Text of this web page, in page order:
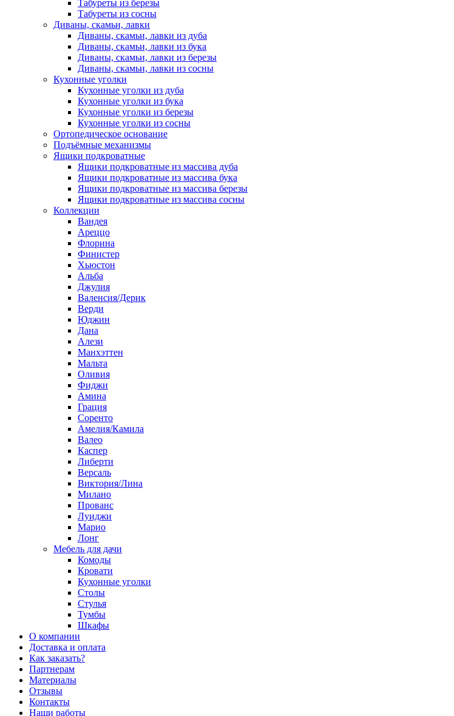
Табуреты из березы
Табуреты из сосны
Диваны, скамьи, лавки
Диваны, скамьи, лавки из дуба
Диваны, скамьи, лавки из бука
Диваны, скамьи, лавки из березы
Диваны, скамьи, лавки из сосны
Кухонные уголки
Кухонные уголки из дуба
Кухонные уголки из бука
Кухонные уголки из березы
Кухонные уголки из сосны
Ортопедическое основание
Подъёмные механизмы
Ящики подкроватные
Ящики подкроватные из массива дуба
Ящики подкроватные из массива бука
Ящики подкроватные из массива березы
Ящики подкроватные из массива сосны
Коллекции
Вандея
Ареццо
Флорина
Финистер
Хьюстон
Альба
Джулия
Валенсия/Дерик
Верди
Юджин
Дана
Алези
Манхэттен
Мальта
Оливия
Фиджи
Амина
Грация
Соренто
Амелия/Камила
Валео
Каспер
Либерти
Версаль
Виктория/Лина
Милано
Прованс
Луиджи
Марио
Лонг
Мебель для дачи
Комоды
Кровати
Кухонные уголки
Столы
Стулья
Тумбы
Шкафы
О компании
Доставка и оплата
Как заказать?
Партнерам
Материалы
Отзывы
Контакты
Наши работы